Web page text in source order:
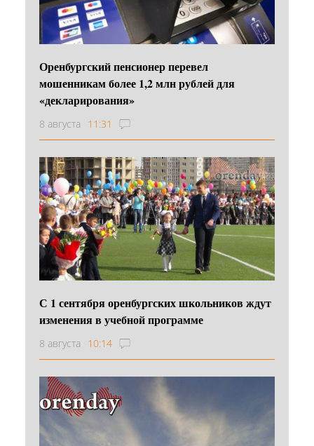
Оренбургский пенсионер перевел
мошенникам более 1,2 млн рублей для
«декларирования»
8 августа 11:31
С 1 сентября оренбургских школьников ждут
изменения в учебной программе
8 августа 10:14